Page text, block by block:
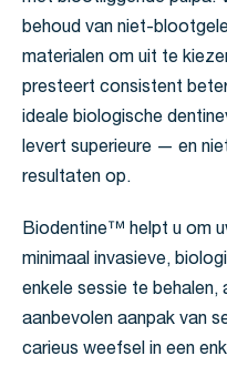
behoud van niet-
materialen om uit te
presteert consistent
ideale biologische
levert superieure — en
resultaten op.
Biodentine™ helpt u om
minimaal invasieve,
enkele sessie te behalen,
aanbevolen aanpak van
carieus weefsel in een